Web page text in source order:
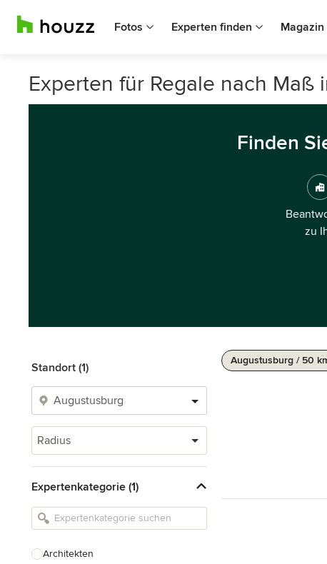
Fotos Experten finden Magazin
Experten für Regale nach Maß
Finden
zu
Standort (1)
Radius
Expertenkategorie (1)
Architekten
Augustusburg / 50